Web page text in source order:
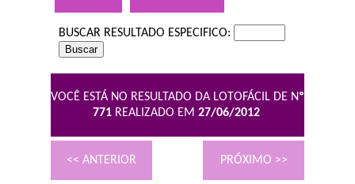
BUSCAR RESULTADO ESPECIFICO:
VOCÊ ESTÁ NO RESULTADO DA LOTOFÁCIL DE Nº
771 REALIZADO EM 27/06/2012
<< ANTERIOR PRÓXIMO >>